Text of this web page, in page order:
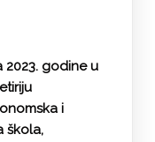
2023. godine u
i
škola,